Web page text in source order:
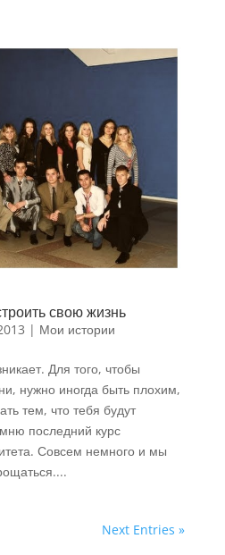
свою жизнь
| Мои истории
Для того, чтобы
нужно иногда быть плохим,
тем, что тебя будут
последний курс
Совсем немного и мы
Next Entries »